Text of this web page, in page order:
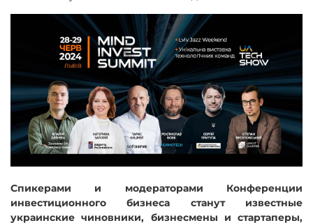
Спикерами и модераторами Конференции
инвестиционного бизнеса станут известные
украинские чиновники, бизнесмены и стартаперы,